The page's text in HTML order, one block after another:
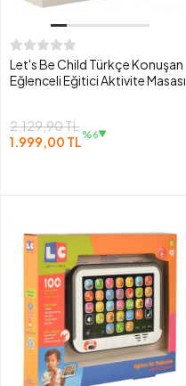
Let's Be Child Türkçe Konuşan
Eğlenceli Eğitici Aktivite Masası
2.129,90 TL
1.999,00 TL%6